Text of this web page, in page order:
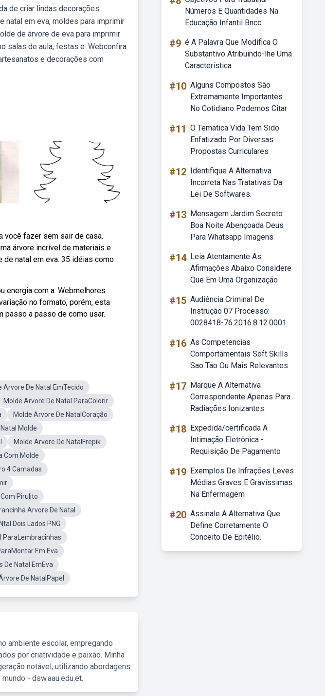
de criar lindas decorações
em eva, moldes para imprimir
de árvore de eva para imprimir
salas de aula, festas e. Webconfira
e decorações com
você fazer sem sair de casa.
árvore incrível de materiais e
de natal em eva: 35 idéias como
energia com a. Webmelhores
no formato, porém, esta
passo a passo de como usar.
Arvore De Natal EmTecido
Molde Arvore De Natal ParaColorir
Molde Arvore De NatalCoração
Molde
Molde Arvore De NatalFrepik
Com Molde
4 Camadas
Pirulito
Arvore De Natal
Dois Lados PNG
ParaLembracinhas
Em Eva
De Natal EmEva
De NatalPapel
ambiente escolar, empregando
por criatividade e paixão. Minha
notável, utilizando abordagens
- dsw.aau.edu.et.
Números E Quantidades Na
Educação Infantil Bncc
#9 é A Palavra Que Modifica O
Substantivo Atribuindo-lhe Uma
Característica
#10 Alguns Compostos São
Extremamente Importantes
No Cotidiano Podemos Citar
#11 O Tematica Vida Tem Sido
Enfatizado Por Diversas
Propostas Curriculares
#12 Identifique A Alternativa
Incorreta Nas Tratativas Da
Lei De Softwares.
#13 Mensagem Jardim Secreto
Boa Noite Abençoada Deus
Para Whatsapp Imagens
#14 Leia Atentamente As
Afirmações Abaixo Considere
Que Em Uma Organização
#15 Audiência Criminal De
Instrução 07 Processo:
0028418-76.2016.8.12.0001
#16 As Competencias
Comportamentais Soft Skills
Sao Tao Ou Mais Relevantes
#17 Marque A Alternativa
Correspondente Apenas Para
Radiações Ionizantes.
#18 Expedida/certificada A
Intimação Eletrônica -
Requisição De Pagamento
#19 Exemplos De Infrações Leves
Médias Graves E Gravíssimas
Na Enfermagem
#20 Assinale A Alternativa Que
Define Corretamente O
Conceito De Epitélio.